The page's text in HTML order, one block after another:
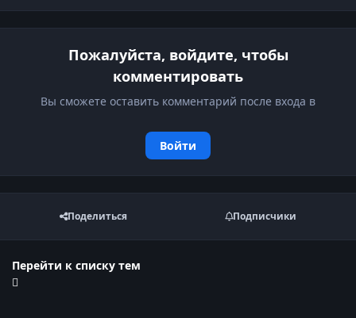
Пожалуйста, войдите, чтобы
комментировать
Вы сможете оставить комментарий после входа в
Войти
Поделиться Подписчики
Перейти к списку тем